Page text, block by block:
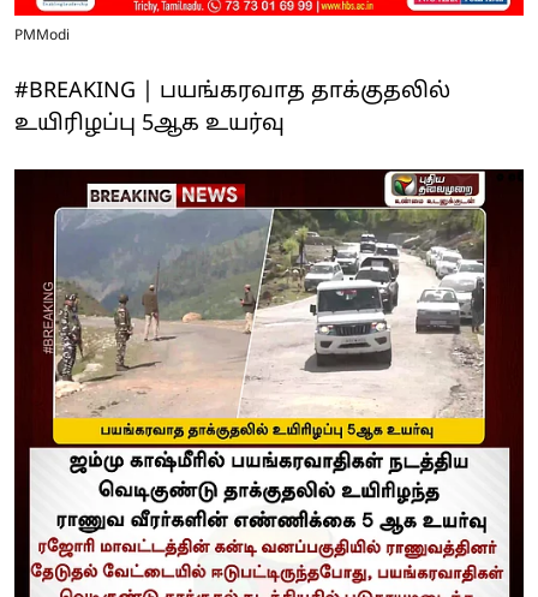
PMModi
#BREAKING | பயங்கரவாத தாக்குதலில்
உயிரிழப்பு 5ஆக உயர்வு